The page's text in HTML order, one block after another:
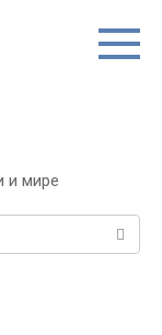
и мире